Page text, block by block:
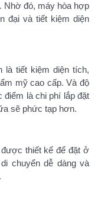
Nhờ đó, máy hòa hợp
đại và tiết kiệm diện
là tiết kiệm diện tích,
mỹ cao cấp. Và độ
là chi phí lắp đặt
sẽ phức tạp hơn.
thiết kế để đặt ở
chuyển dễ dàng và